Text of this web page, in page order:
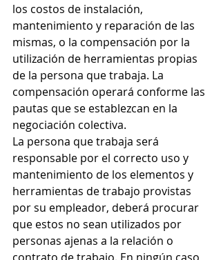
los costos de instalación,
mantenimiento y reparación de las
mismas, o la compensación por la
utilización de herramientas propias
de la persona que trabaja. La
compensación operará conforme las
pautas que se establezcan en la
negociación colectiva.
La persona que trabaja será
responsable por el correcto uso y
mantenimiento de los elementos y
herramientas de trabajo provistas
por su empleador, deberá procurar
que estos no sean utilizados por
personas ajenas a la relación o